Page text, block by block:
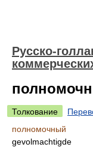
Русско-
Толкование
полномочный
gevolmachtigde